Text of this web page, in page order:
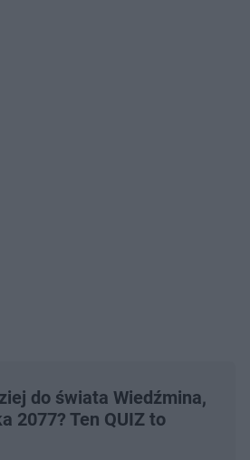
do świata Wiedźmina,
2077? Ten QUIZ to